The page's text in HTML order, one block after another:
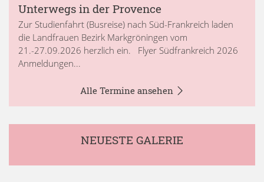
Unterwegs in der Provence
Zur Studienfahrt (Busreise) nach Süd-Frankreich laden
die Landfrauen Bezirk Markgröningen vom
21.-27.09.2026 herzlich ein. Flyer Südfrankreich 2026
Anmeldungen...
Alle Termine ansehen
NEUESTE GALERIE